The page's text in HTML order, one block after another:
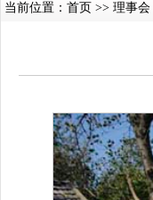
当前位置： 首页 >> 理事会